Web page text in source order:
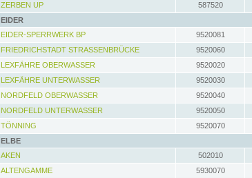
ZERBEN UP
587520
EIDER
EIDER-SPERRWERK BP
9520081
FRIEDRICHSTADT STRASSENBRÜCKE
9520060
LEXFÄHRE OBERWASSER
9520020
LEXFÄHRE UNTERWASSER
9520030
NORDFELD OBERWASSER
9520040
NORDFELD UNTERWASSER
9520050
TÖNNING
9520070
ELBE
AKEN
502010
ALTENGAMME
5930070